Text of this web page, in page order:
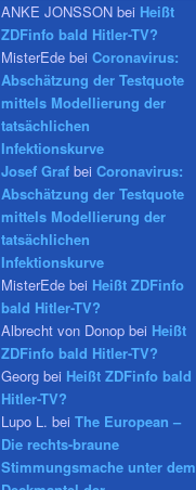
ANKE JONSSON bei Heißt
ZDFinfo bald Hitler-TV?
MisterEde bei Coronavirus:
Abschätzung der Testquote
mittels Modellierung der
tatsächlichen
Infektionskurve
Josef Graf bei Coronavirus:
Abschätzung der Testquote
mittels Modellierung der
tatsächlichen
Infektionskurve
MisterEde bei Heißt ZDFinfo
bald Hitler-TV?
Albrecht von Donop bei Heißt
ZDFinfo bald Hitler-TV?
Georg bei Heißt ZDFinfo bald
Hitler-TV?
Lupo L. bei The European –
Die rechts-braune
Stimmungsmache unter dem